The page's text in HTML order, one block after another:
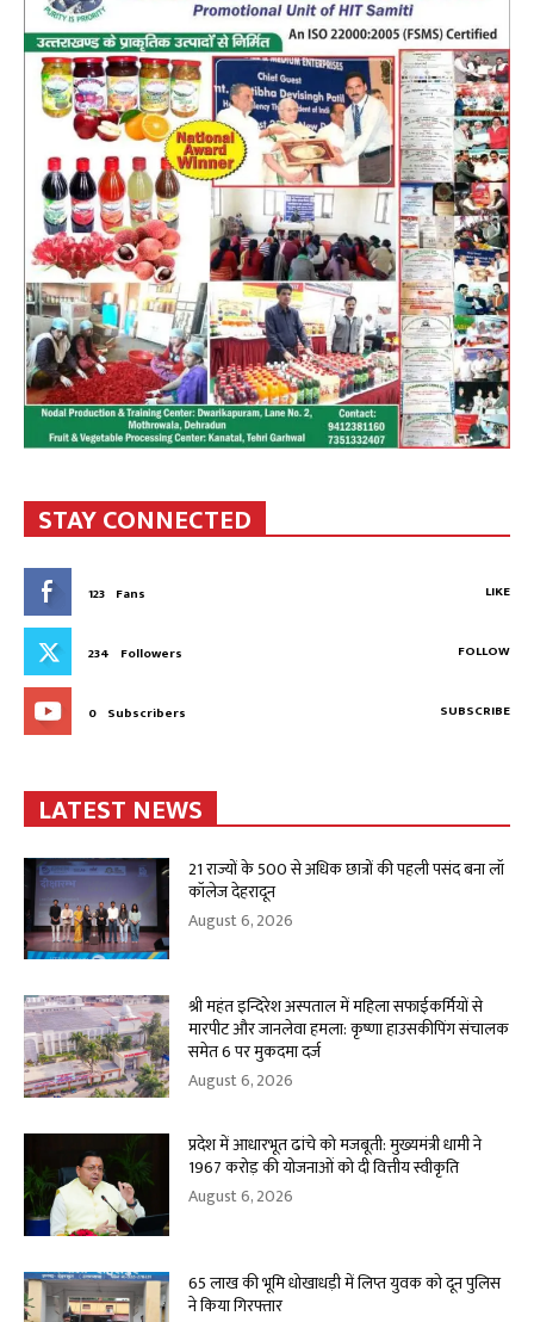
STAY CONNECTED
123 Fans LIKE
234 Followers FOLLOW
0 Subscribers SUBSCRIBE
LATEST NEWS
21 राज्यों के 500 से अधिक छात्रों की पहली पसंद बना लॉ
कॉलेज देहरादून
August 6, 2026
श्री महंत इन्दिरेश अस्पताल में महिला सफाईकर्मियों से
मारपीट और जानलेवा हमला: कृष्णा हाउसकीपिंग संचालक
समेत 6 पर मुकदमा दर्ज
August 6, 2026
प्रदेश में आधारभूत ढांचे को मजबूती: मुख्यमंत्री धामी ने
1967 करोड़ की योजनाओं को दी वित्तीय स्वीकृति
August 6, 2026
65 लाख की भूमि धोखाधड़ी में लिप्त युवक को दून पुलिस
ने किया गिरफ्तार